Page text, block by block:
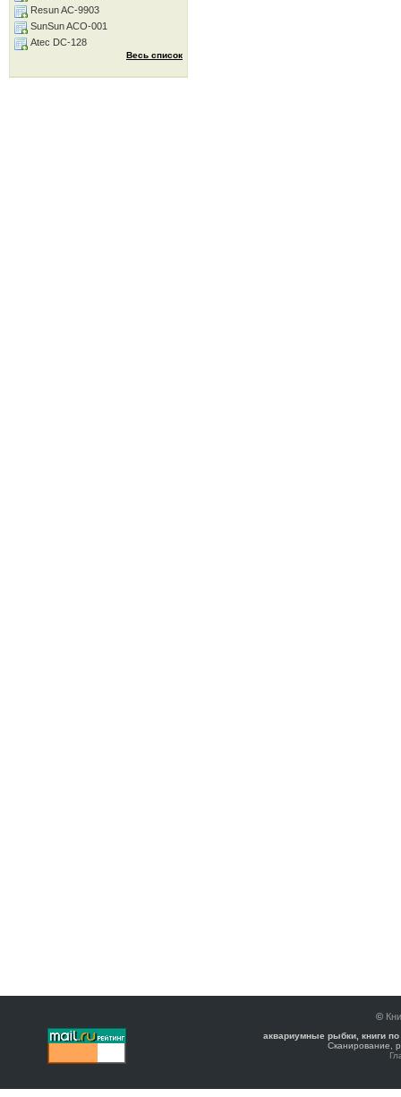
Resun AC-9903
SunSun ACO-001
Atec DC-128
Весь список
©
аквариумные рыбки, книги
Сканирование,